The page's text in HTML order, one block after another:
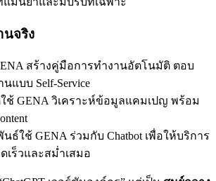
นจริง
สร้างคู่มือการทำงานอัตโนมัติ ตอบ
แบบ Self-Service
ช้ GENA วิเคราะห์ข้อมูลแคมเปญ พร้อม
ธ์ใช้ GENA ร่วมกับ Chatbot เพื่อให้บริการ
เร็วและสม่ำเสมอ